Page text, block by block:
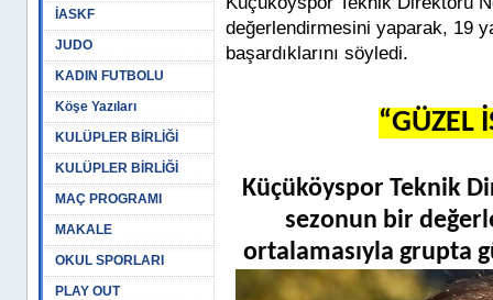
İASKF
JUDO
KADIN FUTBOLU
Köşe Yazıları
KULÜPLER BİRLİĞİ
KULÜPLER BİRLİĞİ
MAÇ PROGRAMI
MAKALE
OKUL SPORLARI
PLAY OUT
değerlendirmesini yaparak, 19
başardıklarını söyledi.
“GÜZEL
Küçüköyspor Teknik
sezonun bir
ortalamasıyla grupta